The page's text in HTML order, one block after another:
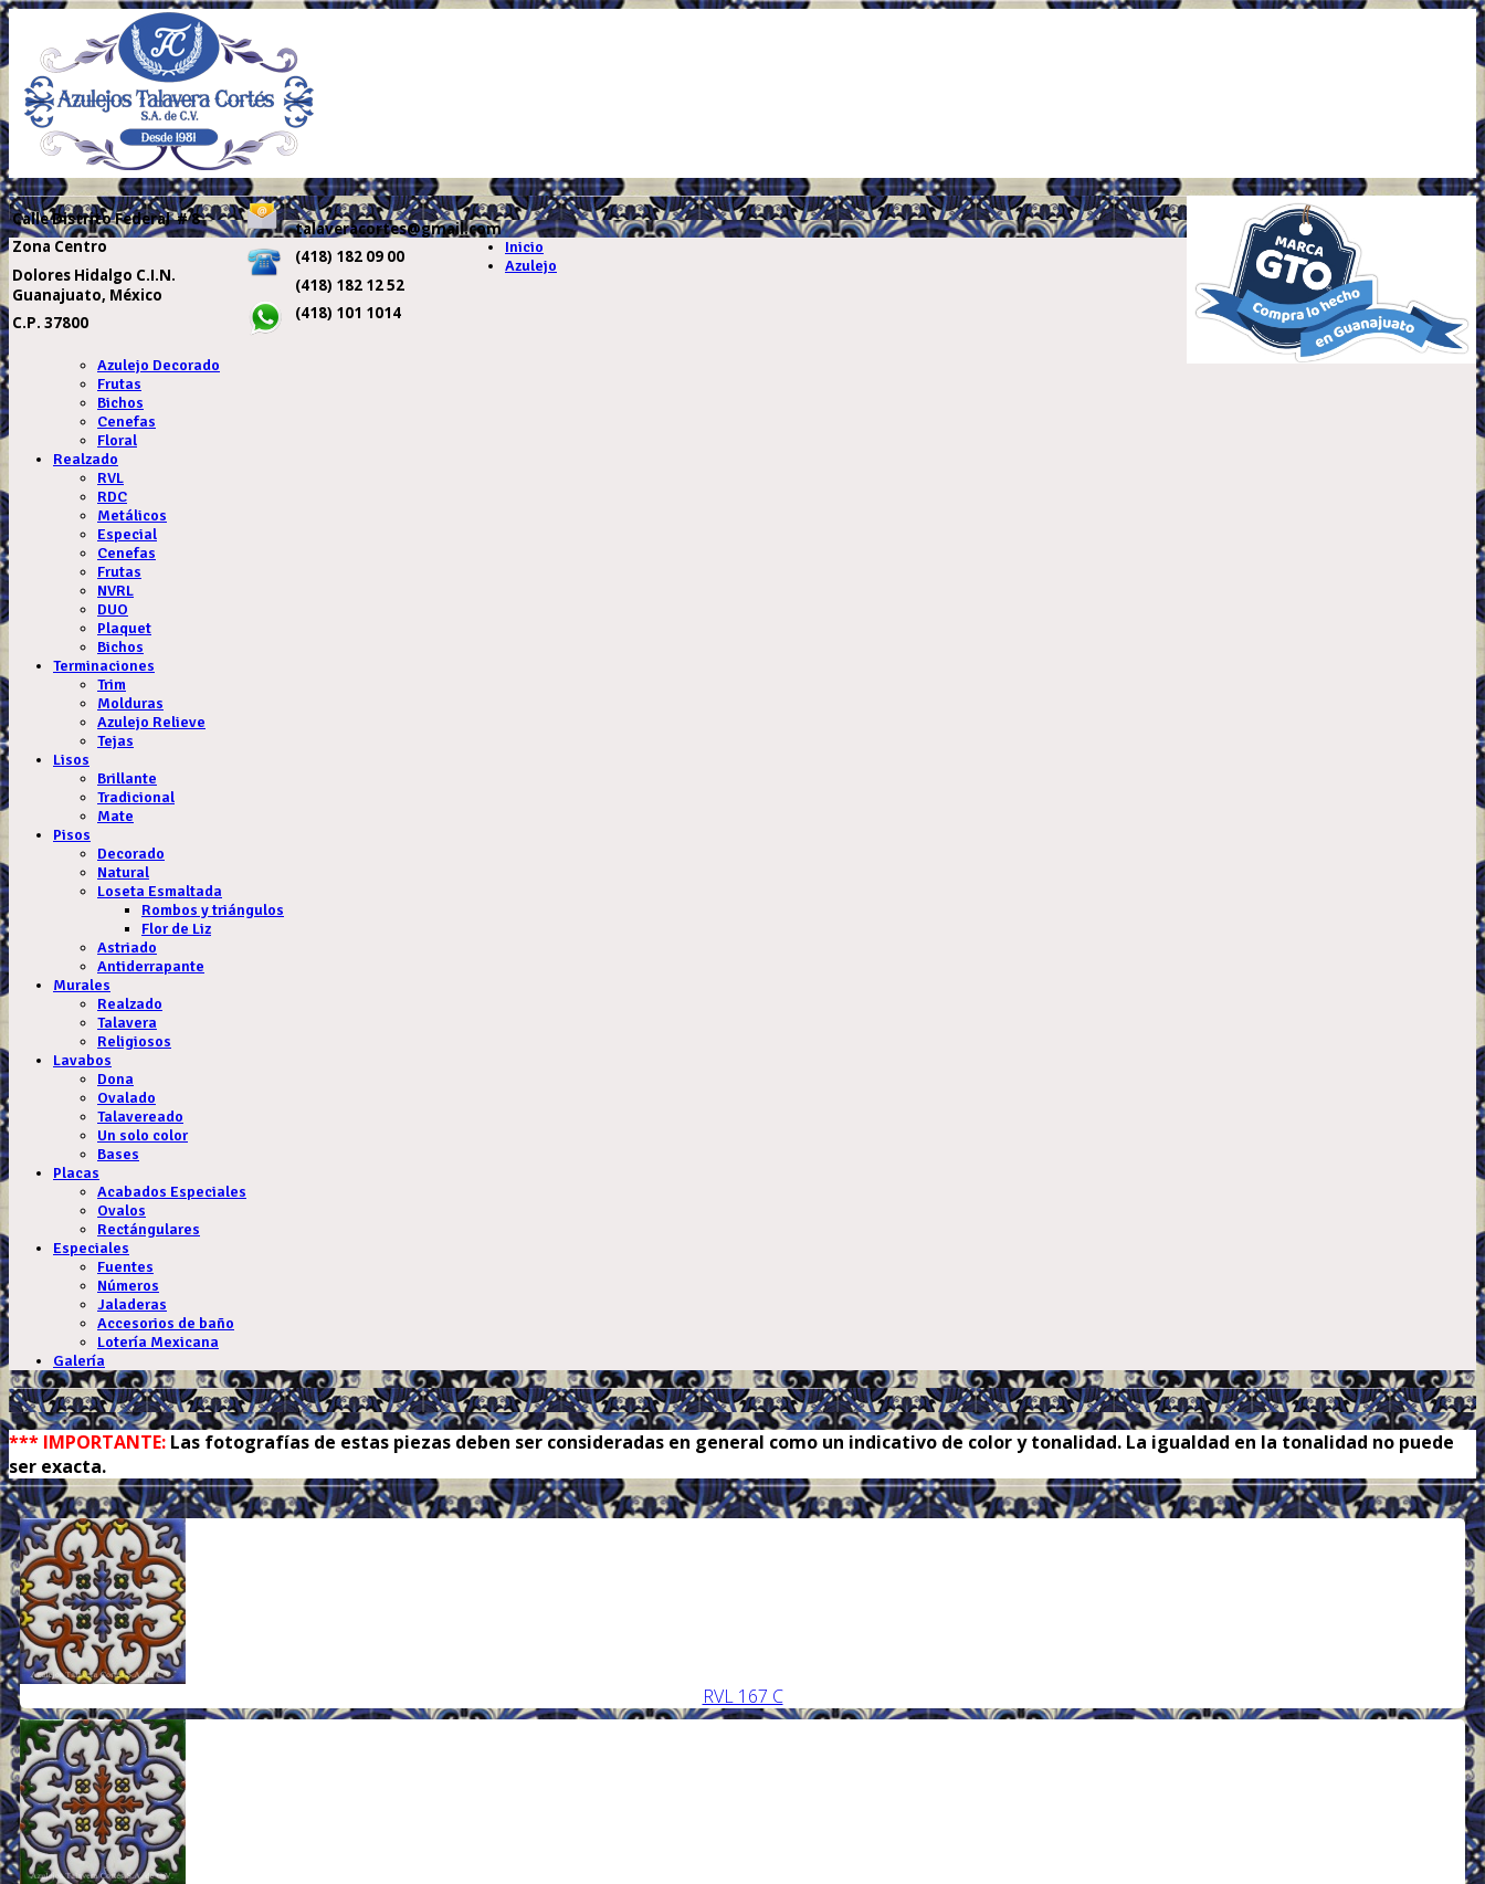
CalleDistrito Federal # 8
Zona Centro
Dolores Hidalgo C.I.N.
Guanajuato, México
C.P. 37800
talaveracortes@gmail.com
(418) 182 09 00
(418) 182 12 52
(418) 101 1014
.
Inicio
Azulejo
Azulejo Decorado
Frutas
Bichos
Cenefas
Floral
Realzado
RVL
RDC
Metálicos
Especial
Cenefas
Frutas
NVRL
DUO
Plaquet
Bichos
Terminaciones
Trim
Molduras
Azulejo Relieve
Tejas
Lisos
Brillante
Tradicional
Mate
Pisos
Decorado
Natural
Loseta Esmaltada
Rombos y triángulos
Flor de Liz
Astriado
Antiderrapante
Murales
Realzado
Talavera
Religiosos
Lavabos
Dona
Ovalado
Talavereado
Un solo color
Bases
Placas
Acabados Especiales
Ovalos
Rectángulares
Especiales
Fuentes
Números
Jaladeras
Accesorios de baño
Lotería Mexicana
Galería
.
*** IMPORTANTE: Las fotografías de estas piezas deben ser consideradas en general como un indicativo de color y tonalidad. La igualdad en la tonalidad no puede
ser exacta.
RVL 167 C